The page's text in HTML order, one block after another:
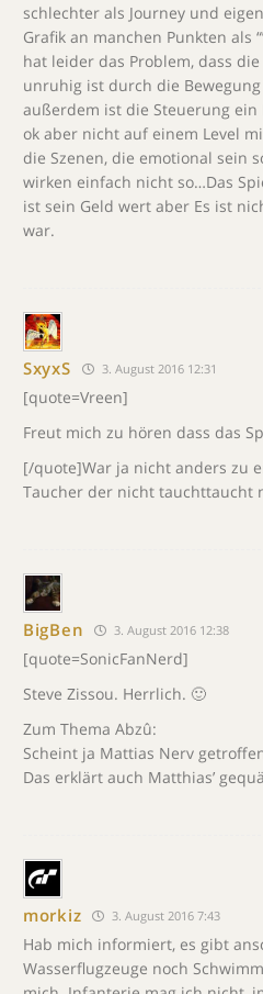
schlechter als Journey und
Grafik an manchen Punkten als
hat leider das Problem, dass
unruhig ist durch die
außerdem ist die Steuerung
ok aber nicht auf einem Level
die Szenen, die emotional sein
wirken einfach nicht so…Das
ist sein Geld wert aber Es ist
war.
SxyxS 3. August 2016 12:31
[quote=Vreen]
Freut mich zu hören dass das
[/quote]War ja nicht anders zu
Taucher der nicht tauchttaucht
BigBen 3. August 2016 12:38
[quote=SonicFanNerd]
Steve Zissou. Herrlich. 🙂
Zum Thema Abzû:
Scheint ja Mattias Nerv
Das erklärt auch Matthias’
morkiz 3. August 2016 7:43
Hab mich informiert, es gibt
Wasserflugzeuge noch